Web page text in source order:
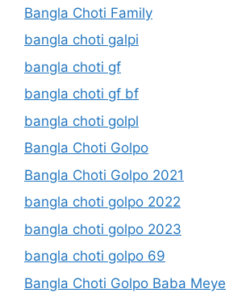
Bangla Choti Family
bangla choti galpi
bangla choti gf
bangla choti gf bf
bangla choti golpl
Bangla Choti Golpo
Bangla Choti Golpo 2021
bangla choti golpo 2022
bangla choti golpo 2023
bangla choti golpo 69
Bangla Choti Golpo Baba Meye